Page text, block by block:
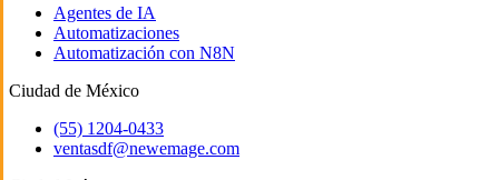
Agentes de IA
Automatizaciones
Automatización con N8N
Ciudad de México
(55) 1204-0433
ventasdf@newemage.com